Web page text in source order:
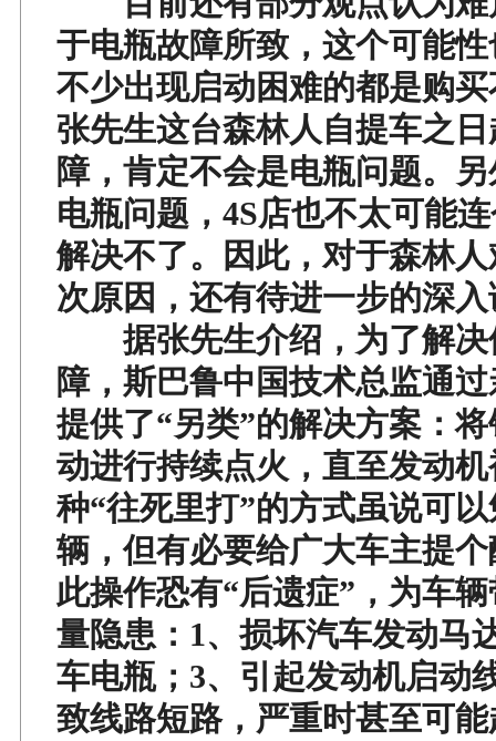
于电瓶故障所致，这个可能
不少出现启动困难的都是购
张先生这台森林人自提车之
障，肯定不会是电瓶问题。
电瓶问题，4S店也不太可能
解决不了。因此，对于森林
次原因，还有待进一步的深
据张先生介绍，为了解决
障，斯巴鲁中国技术总监通
提供了“另类”的解决方案：
动进行持续点火，直至发动
种“往死里打”的方式虽说可
辆，但有必要给广大车主提
此操作恐有“后遗症”，为车
量隐患：1、损坏汽车发动马
车电瓶；3、引起发动机启动
致线路短路，严重时甚至可